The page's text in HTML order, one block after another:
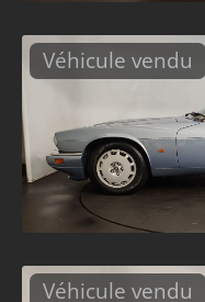
Véhicule vendu
Véhicule vendu